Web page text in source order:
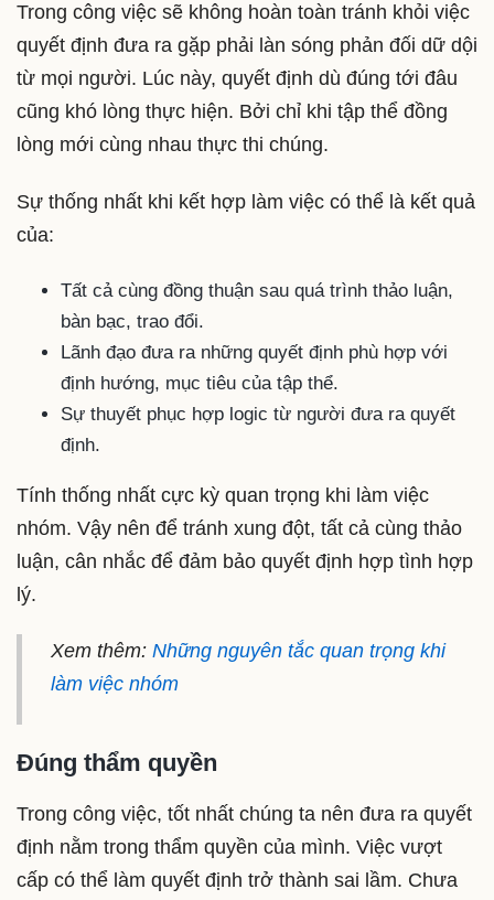
Trong công việc sẽ không hoàn toàn tránh khỏi việc
quyết định đưa ra gặp phải làn sóng phản đối dữ dội
từ mọi người. Lúc này, quyết định dù đúng tới đâu
cũng khó lòng thực hiện. Bởi chỉ khi tập thể đồng
lòng mới cùng nhau thực thi chúng.
Sự thống nhất khi kết hợp làm việc có thể là kết quả
của:
Tất cả cùng đồng thuận sau quá trình thảo luận,
bàn bạc, trao đổi.
Lãnh đạo đưa ra những quyết định phù hợp với
định hướng, mục tiêu của tập thể.
Sự thuyết phục hợp logic từ người đưa ra quyết
định.
Tính thống nhất cực kỳ quan trọng khi làm việc
nhóm. Vậy nên để tránh xung đột, tất cả cùng thảo
luận, cân nhắc để đảm bảo quyết định hợp tình hợp
lý.
Xem thêm: Những nguyên tắc quan trọng khi
làm việc nhóm
Đúng thẩm quyền
Trong công việc, tốt nhất chúng ta nên đưa ra quyết
định nằm trong thẩm quyền của mình. Việc vượt
cấp có thể làm quyết định trở thành sai lầm. Chưa